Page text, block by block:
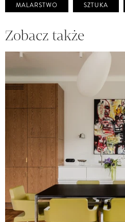
MALARSTWO SZTUKA
Zobacz także